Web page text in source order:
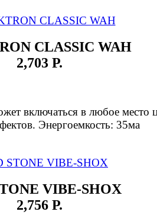
CLASSIC WAH
2,703 Р.
включаться в любое место
Энергоемкость: 35ма
VIBE-SHOX
2,756 Р.